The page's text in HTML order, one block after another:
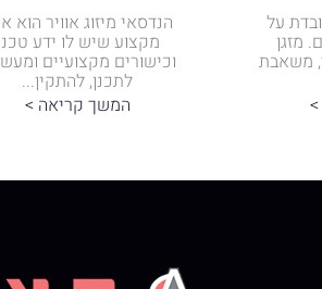
על
מזגן
משאבת
הנדסאי מיזוג אוויר הוא
מקצוע שיש לו ידע
וכישורים מקצועיים
לתכנן, להתקין...
המשך קריאה >